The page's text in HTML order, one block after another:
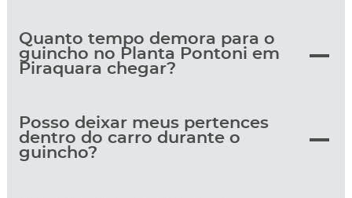
Quanto tempo demora para o
guincho no Planta Pontoni em
Piraquara chegar?
Posso deixar meus pertences
dentro do carro durante o
guincho?